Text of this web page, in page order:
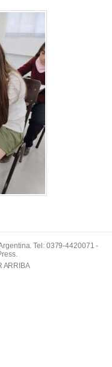
Tel: 0379-4420071 -
.
ARRIBA